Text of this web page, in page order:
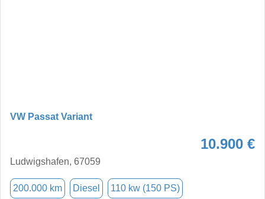
VW Passat Variant
10.900 €
Ludwigshafen, 67059
200.000 km Diesel 110 kw (150 PS)